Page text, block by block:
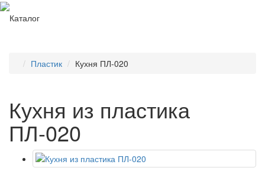
Каталог
Пластик Кухня ПЛ-020
Кухня из пластика
ПЛ-020